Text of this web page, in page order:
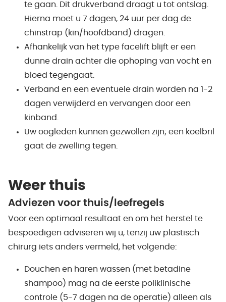
te gaan. Dit drukverband draagt u tot ontslag.
Hierna moet u 7 dagen, 24 uur per dag de
chinstrap (kin/hoofdband) dragen.
Afhankelijk van het type facelift blijft er een
dunne drain achter die ophoping van vocht en
bloed tegengaat.
Verband en een eventuele drain worden na 1-2
dagen verwijderd en vervangen door een
kinband.
Uw oogleden kunnen gezwollen zijn; een koelbril
gaat de zwelling tegen.
Weer thuis
Adviezen voor thuis/leefregels
Voor een optimaal resultaat en om het herstel te
bespoedigen adviseren wij u, tenzij uw plastisch
chirurg iets anders vermeld, het volgende:
Douchen en haren wassen (met betadine
shampoo) mag na de eerste poliklinische
controle (5-7 dagen na de operatie) alleen als